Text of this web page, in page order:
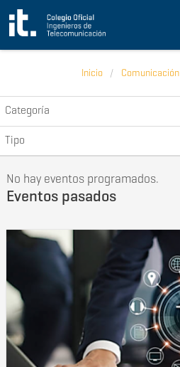
Pasar al contenido principal
Inicio Comunicación
Categoría
Tipo
No hay eventos programados.
Eventos pasados